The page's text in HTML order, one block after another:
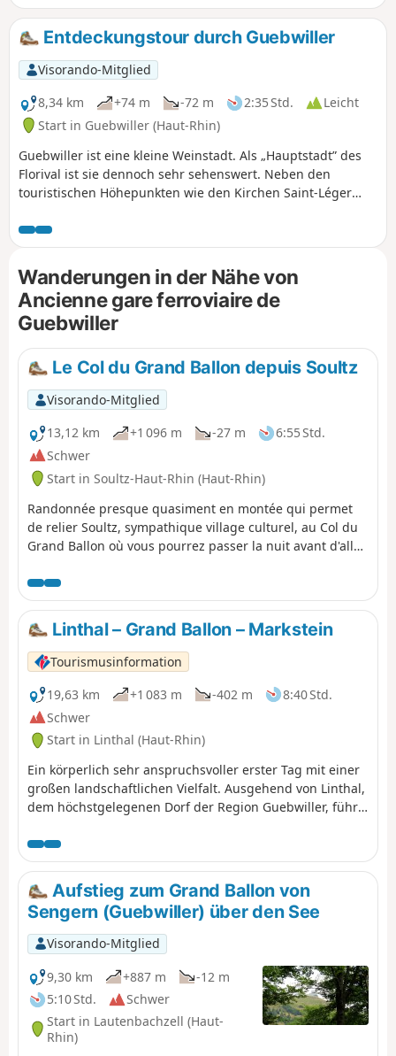
Entdeckungstour durch Guebwiller
Visorando-Mitglied
8,34 km
+74 m -72 m 2:35 Std.
Leicht
Start in Guebwiller (Haut-Rhin)
Guebwiller ist eine kleine Weinstadt. Als „Hauptstadt” des
Florival ist sie dennoch sehr sehenswert. Neben den
touristischen Höhepunkten wie den Kirchen Saint-Léger
noch mehrere andere Sehenswürdigkeiten wie den Parc de
la Marseillaise, den Soldatenfriedhof sowie das Schloss
Neuenburg und seinen Park. Natürlich gibt es auf dieser
Route noch weitere, weniger bekannte Sehenswürdigkeiten.
Wanderungen in der Nähe von
Ancienne gare ferroviaire de
Guebwiller
Le Col du Grand Ballon depuis Soultz
Visorando-Mitglied
13,12 km
+1 096 m -27 m
6:55 Std.
Schwer
Start in Soultz-Haut-Rhin (Haut-Rhin)
Randonnée presque quasiment en montée qui permet
de relier Soultz, sympathique village culturel, au Col du
Grand Ballon où vous pourrez passer la nuit avant d'aller
courte en kilomètres, elle comporte un important
dénivelé à ne pas négliger. Mais que de beautés en
revanche entre les forêts et points de vues remarquables
dans la dernière partie du parcours.
Linthal – Grand Ballon – Markstein
Tourismusinformation
19,63 km
+1 083 m -402 m
8:40 Std.
Schwer
Start in Linthal (Haut-Rhin)
Ein körperlich sehr anspruchsvoller erster Tag mit einer
großen landschaftlichen Vielfalt. Ausgehend von Linthal,
dem höchstgelegenen Dorf der Region Guebwiller, führt
Auberge du Steinlebach, vorbei am Grand Ballon, dem
höchsten Gipfel des Vogesenmassivs mit einer Höhe von
1.424 Metern, und der Bergstation Markstein. Der
Aufstieg ist recht anspruchsvoll und erfordert eine gute
körperliche Verfassung. Unterwegs kommen Sie am
Bergbauerngasthof „Gustiberg“, am Lac du Ballon und
am Bergbauerngasthof „Haag“ vorbei…
Aufstieg zum Grand Ballon von
Sengern (Guebwiller) über den See
Visorando-Mitglied
9,30 km
+887 m
-12 m
5:10 Std.
Schwer
Start in Lautenbachzell (Haut-
Rhin)